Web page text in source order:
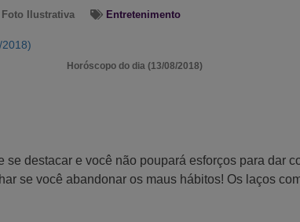
Foto Ilustrativa Entretenimento
Horóscopo do dia (13/08/2018)
se destacar e você não poupará esforços para dar
se você abandonar os maus hábitos! Os laços